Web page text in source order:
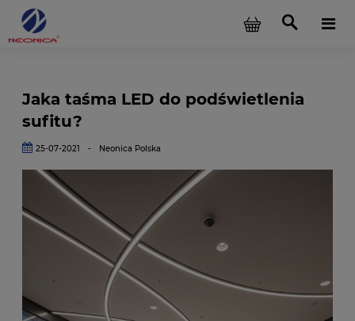
Jaka taśma LED do podświetlenia
sufitu?
25-07-2021 - Neonica Polska